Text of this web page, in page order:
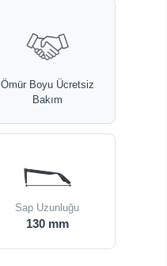
Ömür Boyu Ücretsiz
Bakım
Sap Uzunluğu
130 mm